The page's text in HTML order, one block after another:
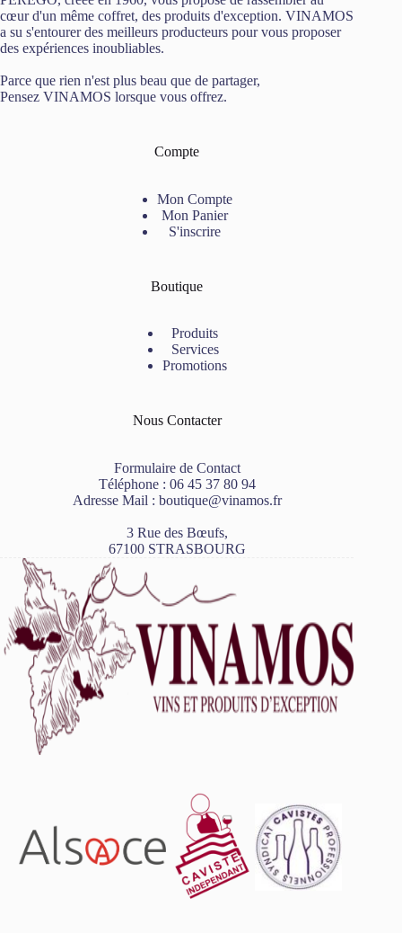
cœur d'un même coffret, des produits d'exception. VINAMOS
a su s'entourer des meilleurs producteurs pour vous proposer
des expériences inoubliables.
Parce que rien n'est plus beau que de partager,
Pensez VINAMOS lorsque vous offrez.
Compte
Mon Compte
Mon Panier
S'inscrire
Boutique
Produits
Services
Promotions
Nous Contacter
Formulaire de Contact
Téléphone : 06 45 37 80 94
Adresse Mail : boutique@vinamos.fr
3 Rue des Bœufs,
67100 STRASBOURG